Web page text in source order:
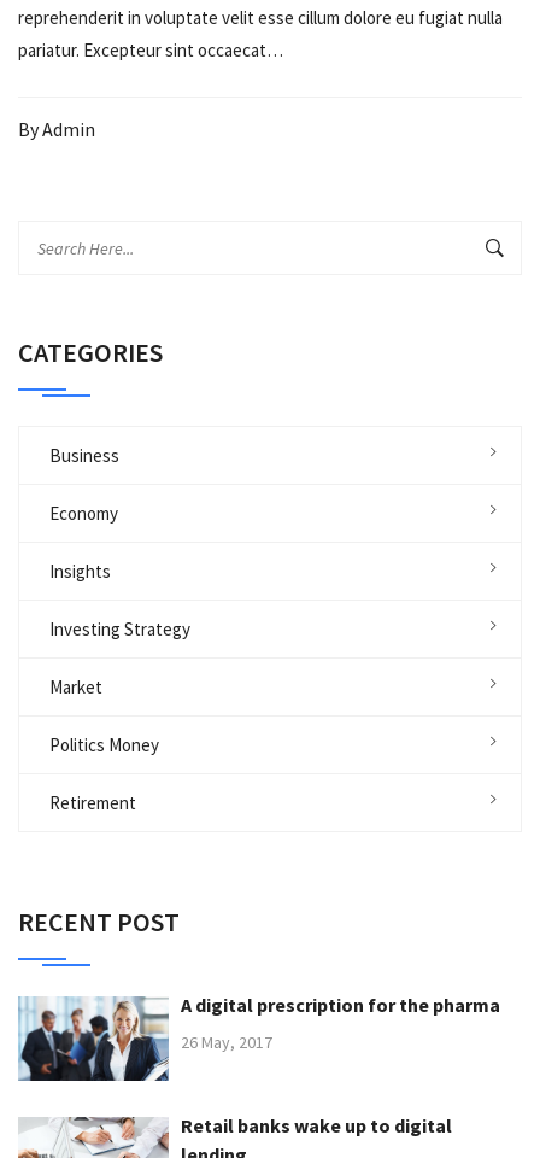
reprehenderit in voluptate velit esse cillum dolore eu fugiat nulla
pariatur. Excepteur sint occaecat…
ByAdmin
CATEGORIES
Business
Economy
Insights
Investing Strategy
Market
Politics Money
Retirement
RECENT POST
A digital prescription for the pharma
26 May, 2017
Retail banks wake up to digital